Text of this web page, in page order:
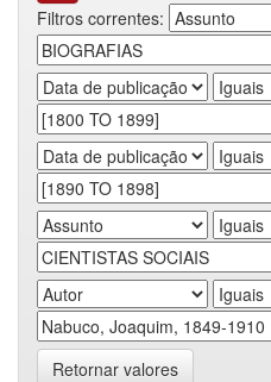
Filtros correntes:
Retornar valores